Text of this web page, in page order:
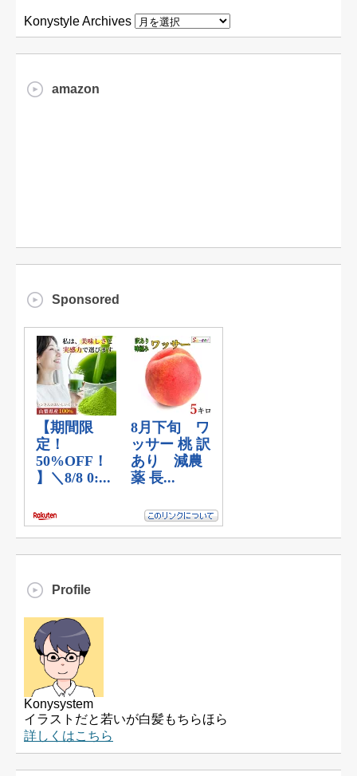
Konystyle Archives
amazon
Sponsored
Profile
Konysystem
イラストだと若いが白髪もちらほら
詳しくはこちら